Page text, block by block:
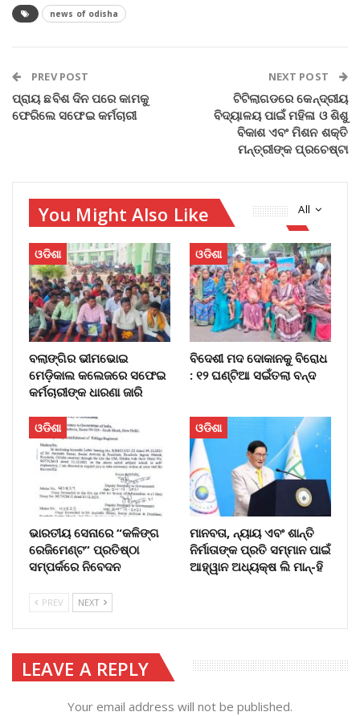
news of odisha
PREV POST
ପ୍ରାୟ ଛବିଶ ଦିନ ପରେ କାମକୁ
ଫେରିଲେ ସଫେଇ କର୍ମଚାରୀ
NEXT POST
ଟିଟିଲାଗଡରେ କେନ୍ଦ୍ରୀୟ
ବିଦ୍ୟାଳୟ ପାଇଁ ମହିଳା ଓ ଶିଶୁ
ବିକାଶ ଏବଂ ମିଶନ ଶକ୍ତି
ମନ୍ତ୍ରୀଙ୍କ ପ୍ରଚେଷ୍ଟା
All
You Might Also Like
ଓଡିଶା
ବଲାଙ୍ଗିର ଭୀମଭୋଇ
ମେଡ଼ିକାଲ କଲେଜରେ ସଫେଇ
କର୍ମଚାରୀଙ୍କ ଧାରଣା ଜାରି
ଓଡିଶା
ବିଦେଶୀ ମଦ ଦୋକାନକୁ ବିରୋଧ
: ୧୨ ଘଣ୍ଟିଆ ସଇଁତଲା ବନ୍ଦ
ଓଡିଶା
ଭାରତୀୟ ସେନାରେ “କଳିଙ୍ଗ
ରେଜିମେଣ୍ଟ” ପ୍ରତିଷ୍ଠା
ସମ୍ପର୍କରେ ନିବେଦନ
ଓଡିଶା
ମାନବତା, ନ୍ୟାୟ ଏବଂ ଶାନ୍ତି
ନିର୍ମାତାଙ୍କ ପ୍ରତି ସମ୍ମାନ ପାଇଁ
ଆହ୍ୱାନ ଅଧ୍ୟକ୍ଷ ଲି ମାନ୍-ହି
PREV NEXT
LEAVE A REPLY
Your email address will not be published.